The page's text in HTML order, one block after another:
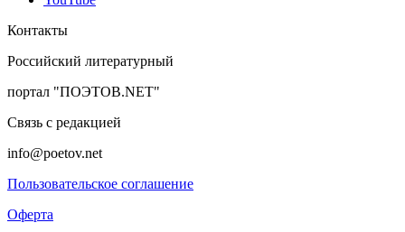
Контакты
Российский литературный
портал "ПОЭТОВ.NET"
Связь с редакцией
info@poetov.net
Пользовательское соглашение
Оферта